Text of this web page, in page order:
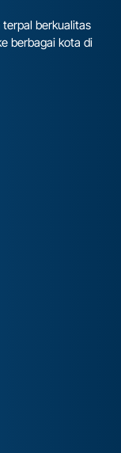
berkualitas
berbagai kota di